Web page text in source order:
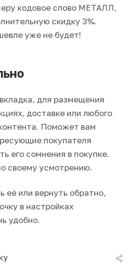
кодовое слово МЕТАЛЛ,
скидку 3%.
уже не будет!
для размещения
доставке или любого
Поможет вам
покупателя
его сомнения в покупке.
своему усмотрению.
её или вернуть обратно,
в настройках
удобно.